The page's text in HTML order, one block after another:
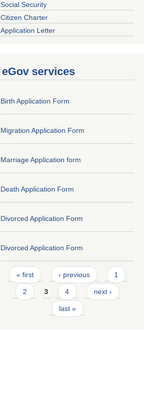
Social Security
Citizen Charter
Application Letter
eGov services
Birth Application Form
Migration Application Form
Marriage Application form
Death Application Form
Divorced Application Form
Divorced Application Form
Pages
« first ‹ previous 1
2 3 4 next ›
last »